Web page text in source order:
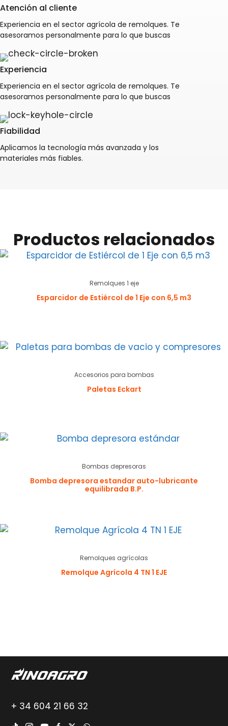
Atención al cliente
Experiencia en el sector agrícola de remolques. Te
asesoramos personalmente para lo que buscas
Experiencia
Experiencia en el sector agrícola de remolques. Te
asesoramos personalmente para lo que buscas
Fiabilidad
Aplicamos la tecnología más avanzada y los
materiales más fiables.
Productos relacionados
Remolques 1 eje
Esparcidor de Estiércol de 1 Eje con 6,5 m3
Accesorios para bombas
Paletas Eckart
Bombas depresoras
Bomba depresora estandar auto-lubricante
equilibrada B.P.
Remolques agrícolas
Remolque Agrícola 4 TN 1 EJE
+ 34 604 21 66 32